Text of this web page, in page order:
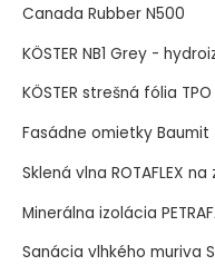
Canada Rubber N500
KÖSTER NB1 Grey -
KÖSTER strešná fólia TPO
Fasádne omietky Baumit
Sklená vlna ROTAFLEX
Minerálna izolácia
Sanácia vlhkého muriva